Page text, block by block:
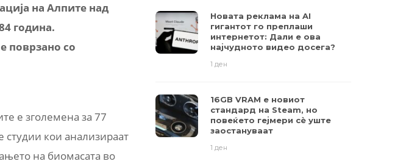
на Алпите над
година.
поврзано со
е зголемена за 77
кои анализираат
на биомасата во
Новата реклама на AI
гигантот го преплаши
интернетот: Дали е ова
најчудното видео досега?
1 ден
16GB VRAM е новиот
стандард на Steam, но
повеќето гејмери ​​сè уште
заостануваат
1 ден